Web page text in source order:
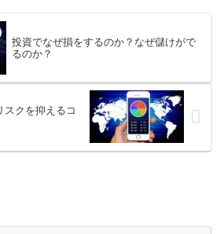
投資でなぜ損をするのか？なぜ儲けがで
るのか？
スクを抑えるコ